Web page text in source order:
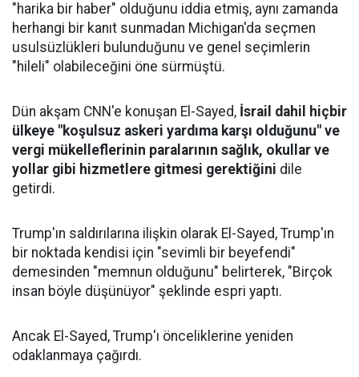
"harika bir haber" olduğunu iddia etmiş, aynı zamanda
herhangi bir kanıt sunmadan Michigan'da seçmen
usulsüzlükleri bulunduğunu ve genel seçimlerin
"hileli" olabileceğini öne sürmüştü.
Dün akşam CNN'e konuşan El-Sayed, İsrail dahil hiçbir
ülkeye "koşulsuz askeri yardıma karşı olduğunu" ve
vergi mükelleflerinin paralarının sağlık, okullar ve
yollar gibi hizmetlere gitmesi gerektiğini dile
getirdi.
Trump'ın saldırılarına ilişkin olarak El-Sayed, Trump'ın
bir noktada kendisi için "sevimli bir beyefendi"
demesinden "memnun olduğunu" belirterek, "Birçok
insan böyle düşünüyor" şeklinde espri yaptı.
Ancak El-Sayed, Trump'ı önceliklerine yeniden
odaklanmaya çağırdı.